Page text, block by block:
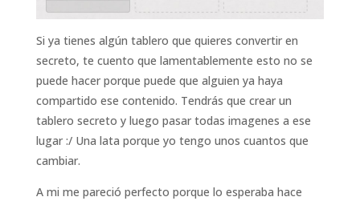
Si ya tienes algún tablero que quieres convertir en
secreto, te cuento que lamentablemente esto no se
puede hacer porque puede que alguien ya haya
compartido ese contenido. Tendrás que crear un
tablero secreto y luego pasar todas imagenes a ese
lugar :/ Una lata porque yo tengo unos cuantos que
cambiar.
A mi me pareció perfecto porque lo esperaba hace